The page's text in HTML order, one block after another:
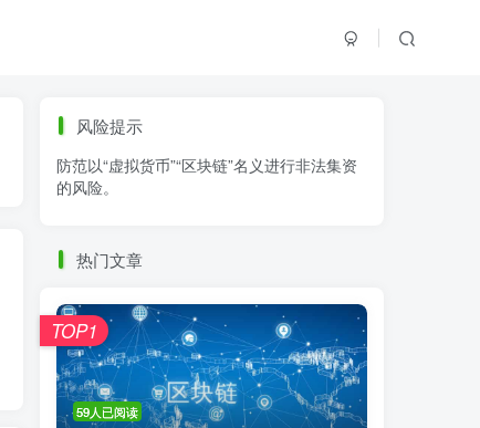
零基础学K线 链上交易
白皮书
火必公告
区块链科普
风险提示
防范以“虚拟货币”“区块链”名义进行非法集资
的风险。
热门文章
59人已阅读
TOP1